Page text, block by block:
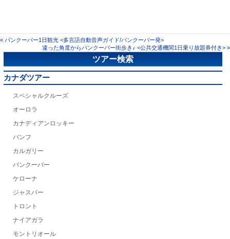
« バンクーバー1日観光 <多言語自動音声ガイド/バンクーバー発>
違った角度からバンクーバー街歩き♪ <公共交通機関1日乗り放題券付き> »
ツアー検索
カナダツアー
スペシャルクルーズ
オーロラ
カナディアンロッキー
バンフ
カルガリー
バンクーバー
ケローナ
ジャスパー
トロント
ナイアガラ
モントリオール